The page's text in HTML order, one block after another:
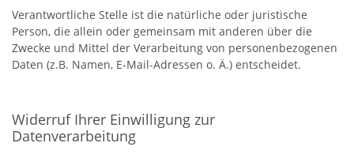
Verantwortliche Stelle ist die natürliche oder juristische
Person, die allein oder gemeinsam mit anderen über die
Zwecke und Mittel der Verarbeitung von personenbezogenen
Daten (z.B. Namen, E-Mail-Adressen o. Ä.) entscheidet.
Widerruf Ihrer Einwilligung zur
Datenverarbeitung